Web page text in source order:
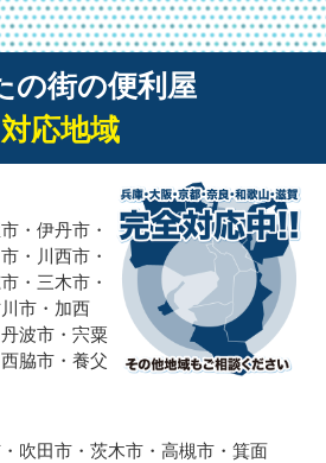
の街の便利屋
対応地域
・伊丹市・
・川西市・
・三木市・
市・加西
波市・宍粟
脇市・養父
吹田市・茨木市・高槻市・箕面